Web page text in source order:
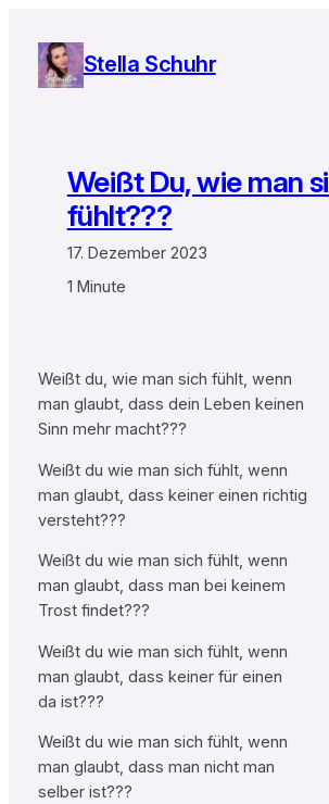
Inhalt
springen
Stella Schuhr
Weißt Du, wie man
fühlt???
17. Dezember 2023
1 Minute
Weißt du, wie man sich fühlt, wenn
man glaubt, dass dein Leben keinen
Sinn mehr macht???
Weißt du wie man sich fühlt, wenn
man glaubt, dass keiner einen richtig
versteht???
Weißt du wie man sich fühlt, wenn
man glaubt, dass man bei keinem
Trost findet???
Weißt du wie man sich fühlt, wenn
man glaubt, dass keiner für einen
da ist???
Weißt du wie man sich fühlt, wenn
man glaubt, dass man nicht man
selber ist???